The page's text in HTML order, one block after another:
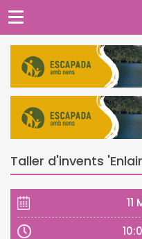
Taller d'invents
11